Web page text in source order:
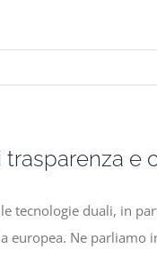
tecnologie duali, in
europea. Ne parliamo